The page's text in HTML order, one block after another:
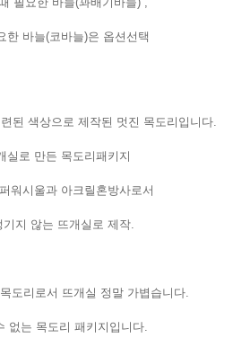
한 바늘(코바늘)은 옵션선택
된 색상으로 제작된 멋진 목도리입니다.
실로 만든 목도리패키지
워시울과 아크릴혼방사로서
지 않는 뜨개실로 제작.
도리로서 뜨개실 정말 가볍습니다.
없는 목도리 패키지입니다.